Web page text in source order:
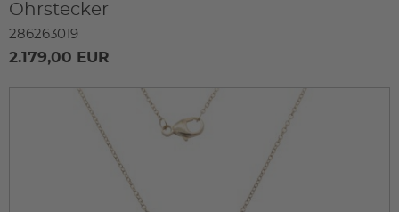
Ohrstecker
286263019
2.179,00 EUR